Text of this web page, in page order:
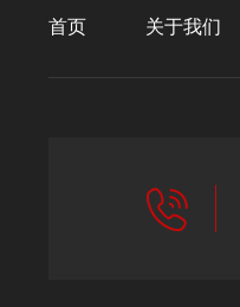
首页 关于我们